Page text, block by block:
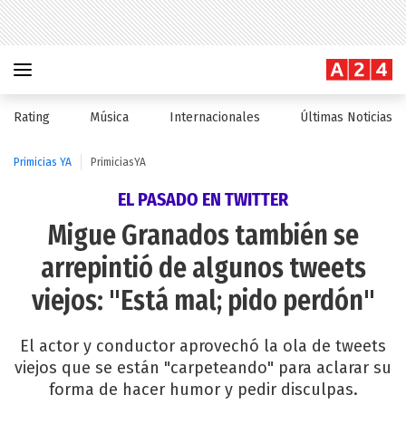
Rating Música Internacionales Últimas Noticias
Primicias YA PrimiciasYA
EL PASADO EN TWITTER
Migue Granados también se
arrepintió de algunos tweets
viejos: "Está mal; pido perdón"
El actor y conductor aprovechó la ola de tweets
viejos que se están "carpeteando" para aclarar su
forma de hacer humor y pedir disculpas.